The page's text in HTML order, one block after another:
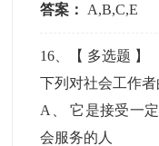
答案： A,B,C,E
16 、【 多选题 】
下列对社会工作
A
、它是接受一
会服务的人